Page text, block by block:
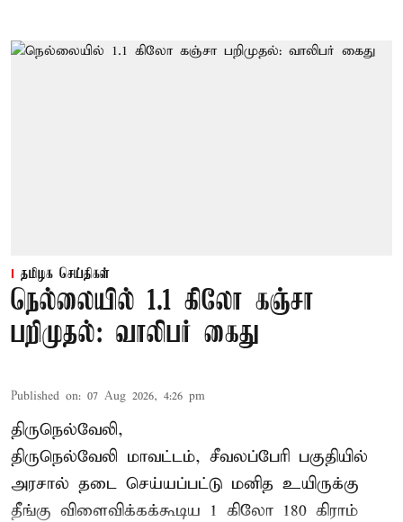
தமிழக செய்திகள்
நெல்லையில் 1.1 கிலோ கஞ்சா
பறிமுதல்: வாலிபர் கைது
Published on: 07 Aug 2026, 4:26 pm
திருநெல்வேலி,
திருநெல்வேலி மாவட்டம், சீவலப்பேரி பகுதியில்
அரசால் தடை செய்யப்பட்டு மனித உயிருக்கு
தீங்கு விளைவிக்கக்கூடிய 1 கிலோ 180 கிராம்